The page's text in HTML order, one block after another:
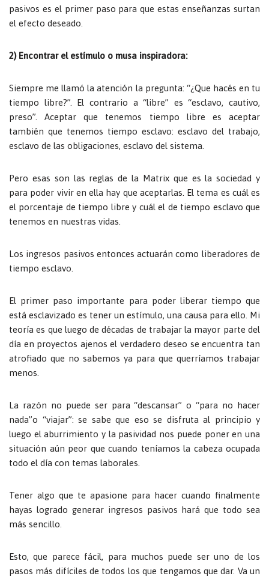
pasivos es el primer paso para que estas enseñanzas surtan
el efecto deseado.
2) Encontrar el estímulo o musa inspiradora:
Siempre me llamó la atención la pregunta: “¿Que hacés en tu
tiempo libre?”. El contrario a “libre” es “esclavo, cautivo,
preso”. Aceptar que tenemos tiempo libre es aceptar
también que tenemos tiempo esclavo: esclavo del trabajo,
esclavo de las obligaciones, esclavo del sistema.
Pero esas son las reglas de la Matrix que es la sociedad y
para poder vivir en ella hay que aceptarlas. El tema es cuál es
el porcentaje de tiempo libre y cuál el de tiempo esclavo que
tenemos en nuestras vidas.
Los ingresos pasivos entonces actuarán como liberadores de
tiempo esclavo.
El primer paso importante para poder liberar tiempo que
está esclavizado es tener un estímulo, una causa para ello. Mi
teoría es que luego de décadas de trabajar la mayor parte del
día en proyectos ajenos el verdadero deseo se encuentra tan
atrofiado que no sabemos ya para que querríamos trabajar
menos.
La razón no puede ser para “descansar” o “para no hacer
nada”o “viajar”: se sabe que eso se disfruta al principio y
luego el aburrimiento y la pasividad nos puede poner en una
situación aún peor que cuando teníamos la cabeza ocupada
todo el día con temas laborales.
Tener algo que te apasione para hacer cuando finalmente
hayas logrado generar ingresos pasivos hará que todo sea
más sencillo.
Esto, que parece fácil, para muchos puede ser uno de los
pasos más difíciles de todos los que tengamos que dar. Va un